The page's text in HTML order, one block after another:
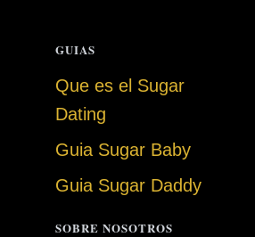
GUIAS
Que es el Sugar
Dating
Guia Sugar Baby
Guia Sugar Daddy
SOBRE NOSOTROS